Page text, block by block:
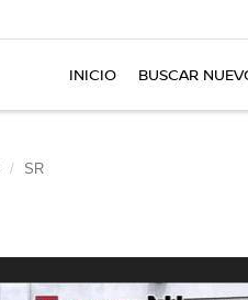
INICIO BUSCAR
SR